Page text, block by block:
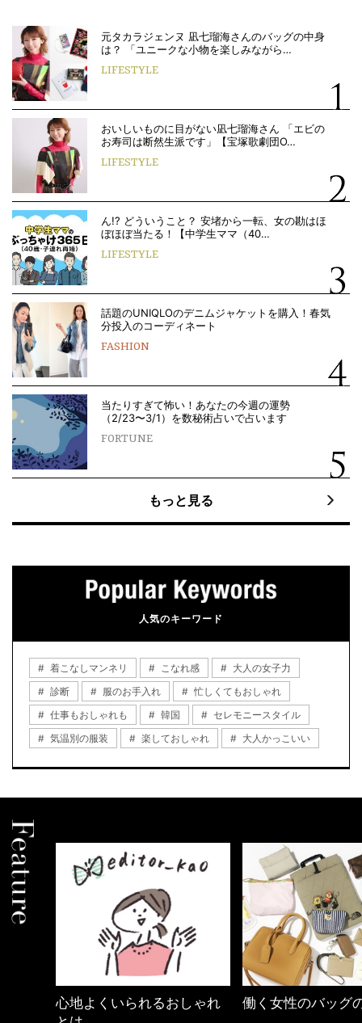
元タカラジェンヌ 凪七瑠海さんのバッグの中身
は？ 「ユニークな小物を楽しみながら…
LIFESTYLE
おいしいものに目がない凪七瑠海さん 「エビの
お寿司は断然生派です」【宝塚歌劇団O…
LIFESTYLE
ん!? どういうこと？ 安堵から一転、女の勘はほ
ぼほぼ当たる！【中学生ママ（40…
LIFESTYLE
話題のUNIQLOのデニムジャケットを購入！春気
分投入のコーディネート
FASHION
当たりすぎて怖い！あなたの今週の運勢
（2/23〜3/1）を数秘術占いで占います
FORTUNE
もっと見る
人気のキーワード
着こなしマンネリ こなれ感
大人の女子力
診断
服のお手入れ
忙しくてもおしゃれ
仕事もおしゃれも
韓国
セレモニースタイル
気温別の服装
楽しておしゃれ 大人かっこいい
働く女性のバッグの中身
【ワーママのきれ